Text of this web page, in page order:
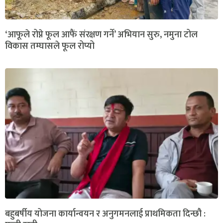
‘आफूले रोप्ने फूल आफैं संरक्षण गर्ने’ अभियान सुरु, नमुना टोल
विकास तम्घासले फूल रोप्यो
बहुबर्षीय योजना कार्यान्वयन र अनुगमनलाई प्राथमिकता दिन्छौ :